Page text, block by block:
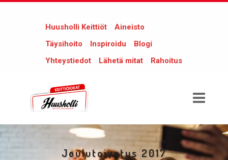
Huusholli Keittiöt
Aineisto
Täysihoito
Inspiroidu
Blogi
Yhteystiedot
Lähetä mitat Rahoitus
Joulutoivotus 2017